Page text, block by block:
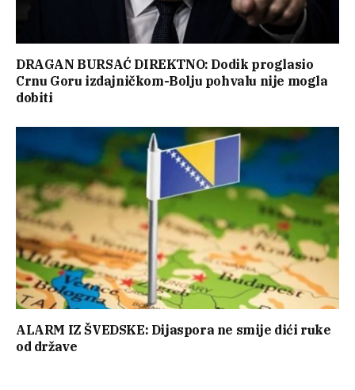
DRAGAN BURSAĆ DIREKTNO: Dodik proglasio
Crnu Goru izdajničkom-Bolju pohvalu nije mogla
dobiti
ALARM IZ ŠVEDSKE: Dijaspora ne smije dići ruke
od države